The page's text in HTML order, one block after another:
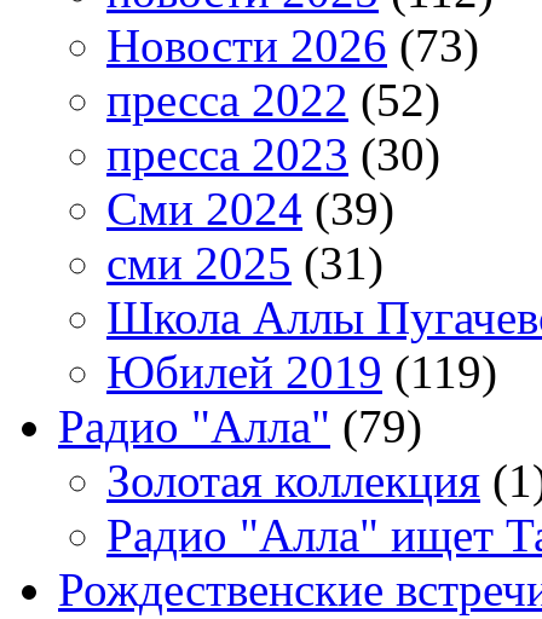
Новости 2026 (73)
пресса 2022 (52)
пресса 2023 (30)
Сми 2024 (39)
сми 2025 (31)
Школа Аллы
Юбилей 2019 (119)
Радио "Алла" (79)
Золотая коллекция
Радио "Алла" ищет
Рождественские